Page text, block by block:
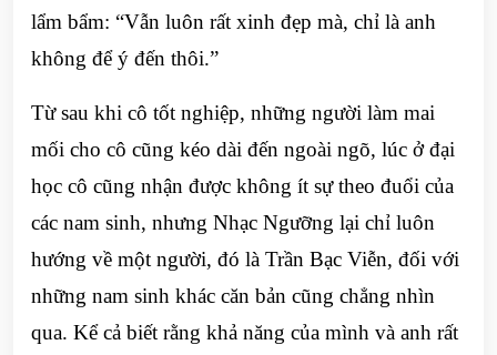
lẩm bẩm: “Vẫn luôn rất xinh đẹp mà, chỉ là anh
không để ý đến thôi.”
Từ sau khi cô tốt nghiệp, những người làm mai
mối cho cô cũng kéo dài đến ngoài ngõ, lúc ở đại
học cô cũng nhận được không ít sự theo đuổi của
các nam sinh, nhưng Nhạc Ngưỡng lại chỉ luôn
hướng về một người, đó là Trần Bạc Viễn, đối với
những nam sinh khác căn bản cũng chẳng nhìn
qua. Kể cả biết rằng khả năng của mình và anh rất